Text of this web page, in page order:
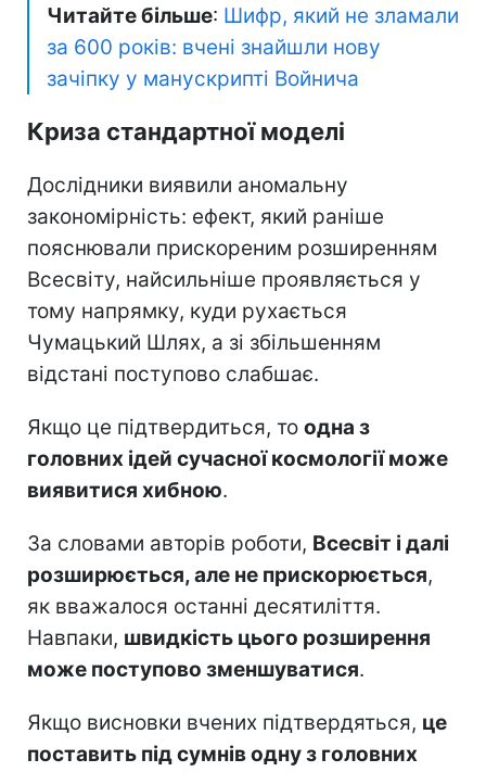
Читайте більше: Шифр, який не зламали
за 600 років: вчені знайшли нову
зачіпку у манускрипті Войнича
Криза стандартної моделі
Дослідники виявили аномальну
закономірність: ефект, який раніше
пояснювали прискореним розширенням
Всесвіту, найсильніше проявляється у
тому напрямку, куди рухається
Чумацький Шлях, а зі збільшенням
відстані поступово слабшає.
Якщо це підтвердиться, то одна з
головних ідей сучасної космології може
виявитися хибною.
За словами авторів роботи, Всесвіт і далі
розширюється, але не прискорюється,
як вважалося останні десятиліття.
Навпаки, швидкість цього розширення
може поступово зменшуватися.
Якщо висновки вчених підтвердяться, це
поставить під сумнів одну з головних